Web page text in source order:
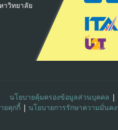
าวิทยาลัย
นโยบายคุ้มครองข้อมูลส่วนบุคคล |
ยคุกกี้ | นโยบายการรักษาความมั่นค